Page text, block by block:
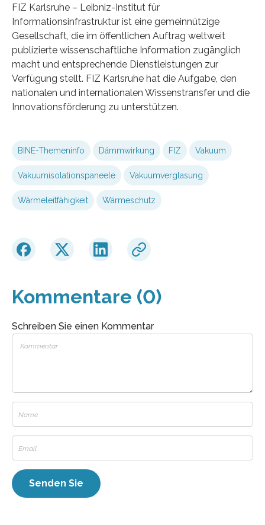
FIZ Karlsruhe – Leibniz-Institut für
Informationsinfrastruktur ist eine gemeinnützige
Gesellschaft, die im öffentlichen Auftrag weltweit
publizierte wissenschaftliche Information zugänglich
macht und entsprechende Dienstleistungen zur
Verfügung stellt. FIZ Karlsruhe hat die Aufgabe, den
nationalen und internationalen Wissenstransfer und die
Innovationsförderung zu unterstützen.
BINE-Themeninfo Dämmwirkung FIZ Vakuum
Vakuumisolationspaneele Vakuumverglasung
Wärmeleitfähigkeit Wärmeschutz
Kommentare (0)
Schreiben Sie einen Kommentar